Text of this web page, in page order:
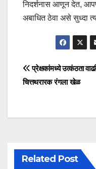
निदर्शनास आणून देत,
अबाधित ठेवा असे सुध्दा
प्रेक्षकांमध्ये उत्कंठता
चित्तथरारक रंगला खेळ
Related Post